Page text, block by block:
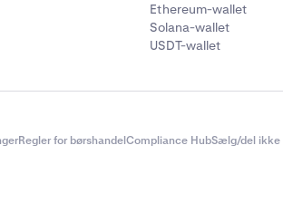
Ethereum-wallet
Solana-wallet
USDT-wallet
Regler for børshandelCompliance HubSælg/del ikke